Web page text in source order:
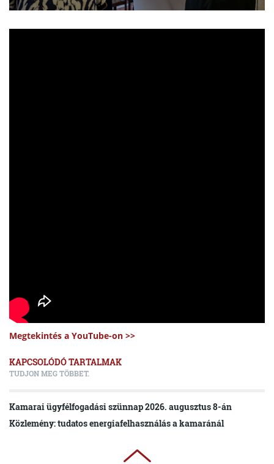
Megtekintés a YouTube-on >>
KAPCSOLÓDÓ TARTALMAK
TUDJON MEG TÖBBET.
Kamarai ügyfélfogadási szünnap 2026. augusztus 8-án
Közlemény: tudatos energiafelhasználás a kamaránál